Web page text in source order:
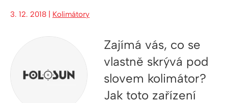
3. 12. 2018 | Kolimátory
Zajímá vás, co se
vlastně skrývá pod
slovem kolimátor?
Jak toto zařízení